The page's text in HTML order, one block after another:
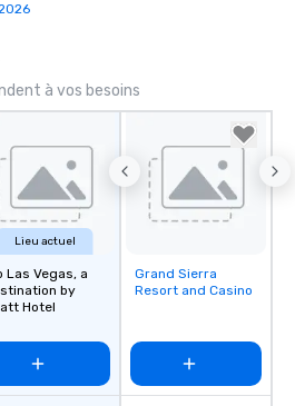
à vos besoins
Lieu actuel
Las Vegas, a
by
Hotel
Removed from
favorites
Grand Sierra
Resort and Casino